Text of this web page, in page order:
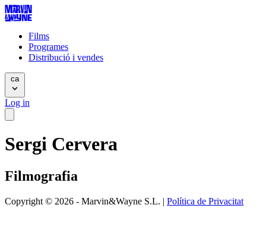
Films
Programes
Distribució i vendes
ca
Log in
Sergi Cervera
Filmografia
Copyright © 2026 - Marvin&Wayne S.L. | Política de Privacitat